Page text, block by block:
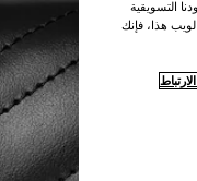
التسويقية
هذا، فإنك